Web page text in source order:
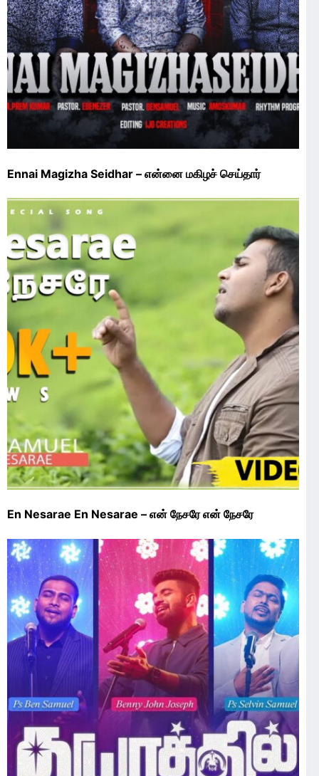
Ennai Magizha Seidhar – என்னை மகிழச் செய்தார்
En Nesarae En Nesarae – என் நேசரே என் நேசரே